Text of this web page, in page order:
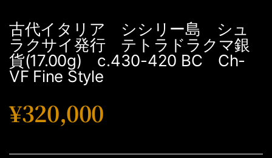
古代イタリア シシリー島 シュ
ラクサイ発行 テトラドラクマ銀
貨(17.00g) c.430-420 BC Ch-
VF Fine Style
¥320,000